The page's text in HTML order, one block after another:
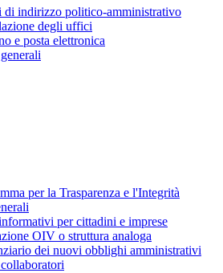
di indirizzo politico-amministrativo
degli uffici
e posta elettronica
per la Trasparenza e l'Integrità
per cittadini e imprese
OIV o struttura analoga
dei nuovi obblighi amministrativi